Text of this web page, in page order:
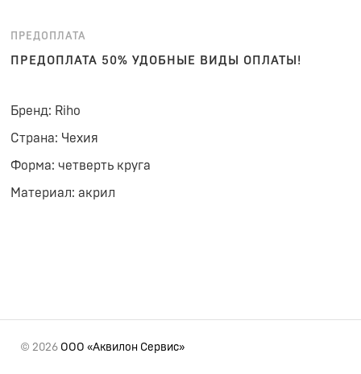
ПРЕДОПЛАТА
ПРЕДОПЛАТА 50% УДОБНЫЕ ВИДЫ ОПЛАТЫ!
Бренд: Riho
Страна: Чехия
Форма: четверть круга
Материал: акрил
© 2026 ООО «Аквилон Сервис»